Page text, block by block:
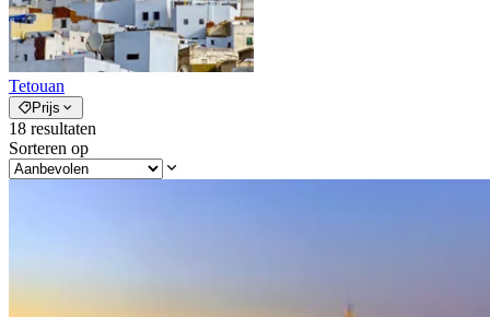
Tetouan
Prijs
18 resultaten
Sorteren op